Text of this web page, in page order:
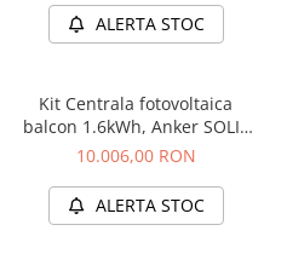
Convertoare DC - DC
Incarcatoare de retea
Acumulatori de stocare
Iluminat solar
panouri 4 x 440W + sistem
prindere
ALERTA STOC
Kit Centrala fotovoltaica
balcon 1.6kWh, Anker SOLIX
Solarbank 2 E1600 Pro +
prindere
10.006,00 RON
ALERTA STOC